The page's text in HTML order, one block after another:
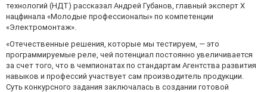
технологий (НДТ) рассказал Андрей Губанов, главный эксперт X
нацфинала «Молодые профессионалы» по компетенции
«Электромонтаж».
«Отечественные решения, которые мы тестируем, — это
программируемые реле, чей потенциал постоянно увеличивается
за счет того, что в чемпионатах по стандартам Агентства развития
навыков и профессий участвует сам производитель продукции.
Суть конкурсного задания заключалась в создании готовой